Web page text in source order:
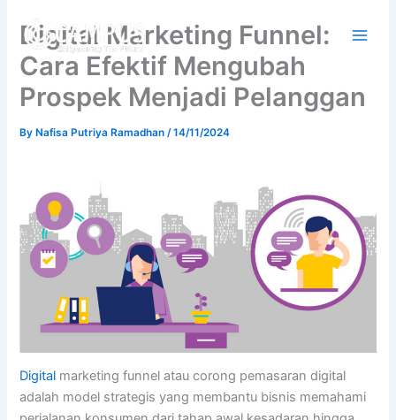
content
Digital Marketing Funnel:
Cara Efektif Mengubah
Prospek Menjadi Pelanggan
ByNafisa Putriya Ramadhan/14/11/2024
Digital marketing funnel atau corong pemasaran digital
adalah model strategis yang membantu bisnis memahami